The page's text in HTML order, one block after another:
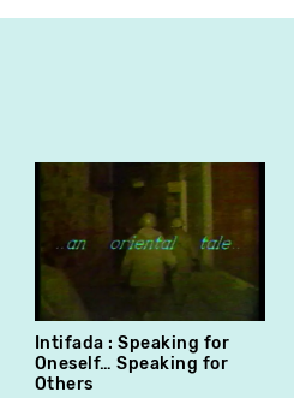
Intifada : Speaking for
Oneself… Speaking for
Others